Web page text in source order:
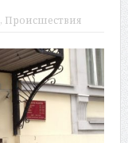
, Происшествия